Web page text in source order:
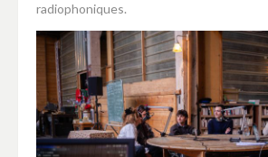
radiophoniques.